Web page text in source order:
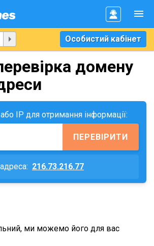
Особистий кабінет
домену
IP для отримання інформації:
ПЕРЕВІРИТИ
216.73.216.77
ми можемо його для вас